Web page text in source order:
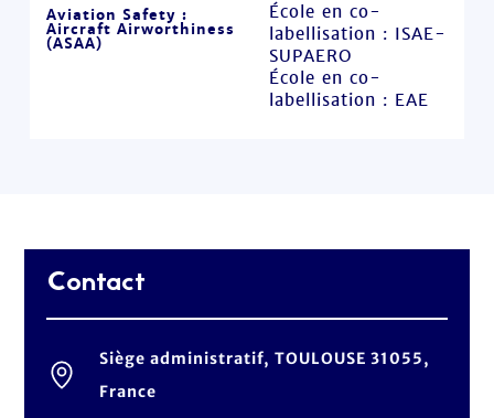
Aviation Safety :
Aircraft Airworthiness
(ASAA)
École en co-
labellisation : ISAE-
SUPAERO
École en co-
labellisation : EAE
Contact
Siège administratif, TOULOUSE 31055,
France